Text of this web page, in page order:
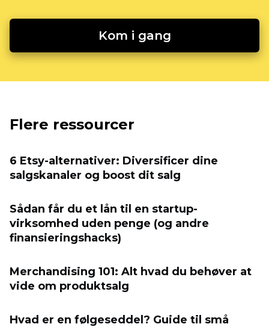
Kom i gang
Flere ressourcer
6 Etsy-alternativer: Diversificer dine
salgskanaler og boost dit salg
Sådan får du et lån til en startup-
virksomhed uden penge (og andre
finansieringshacks)
Merchandising 101: Alt hvad du behøver at
vide om produktsalg
Hvad er en følgeseddel? Guide til små